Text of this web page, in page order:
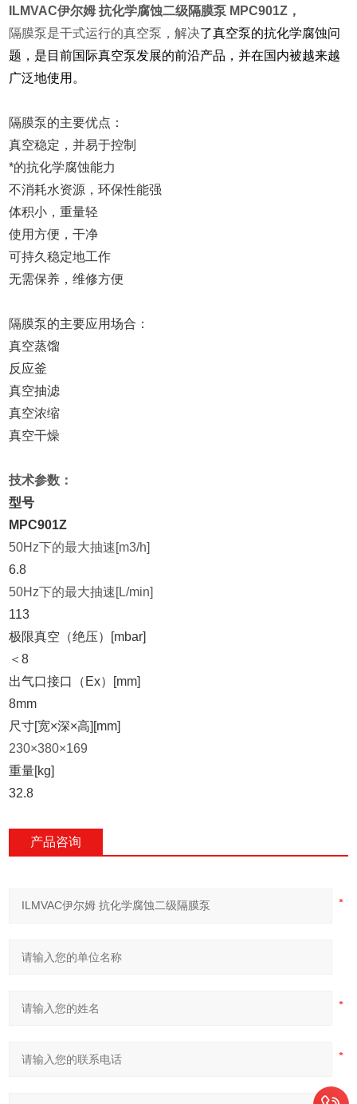
ILMVAC伊尔姆 抗化学腐蚀二级隔膜泵 MPC901Z，
隔膜泵是干式运行的真空泵，解决了真空泵的抗化学腐蚀问
题，是目前国际真空泵发展的前沿产品，并在国内被越来越
广泛地使用。
隔膜泵的主要优点：
真空稳定，并易于控制
*的抗化学腐蚀能力
不消耗水资源，环保性能强
体积小，重量轻
使用方便，干净
可持久稳定地工作
无需保养，维修方便
隔膜泵的主要应用场合：
真空蒸馏
反应釜
真空抽滤
真空浓缩
真空干燥
技术参数：
型号
MPC901Z
50Hz下的最大抽速[m3/h]
6.8
50Hz下的最大抽速[L/min]
113
极限真空（绝压）[mbar]
＜8
出气口接口（Ex）[mm]
8mm
尺寸[宽×深×高][mm]
230×380×169
重量[kg]
32.8
产品咨询